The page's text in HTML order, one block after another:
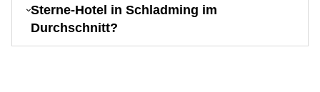
Sterne-Hotel in Schladming im
Durchschnitt?